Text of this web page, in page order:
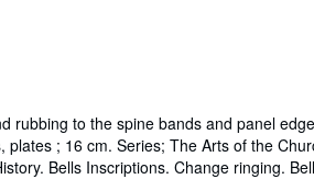
to the spine bands and panel
; 16 cm. Series; The Arts of the
Bells Inscriptions. Change ringing.